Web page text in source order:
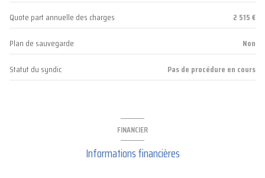
Quote part annuelle des charges
2 515 €
Plan de sauvegarde
Non
Statut du syndic
Pas de procédure en cours
FINANCIER
Informations financières